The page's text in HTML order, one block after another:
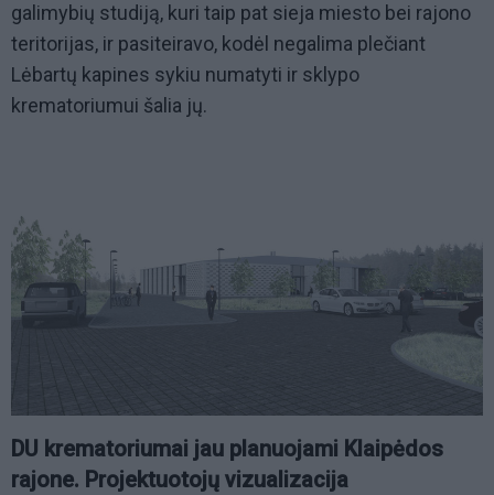
galimybių studiją, kuri taip pat sieja miesto bei rajono
teritorijas, ir pasiteiravo, kodėl negalima plečiant
Lėbartų kapines sykiu numatyti ir sklypo
krematoriumui šalia jų.
DU krematoriumai jau planuojami Klaipėdos
rajone. Projektuotojų vizualizacija